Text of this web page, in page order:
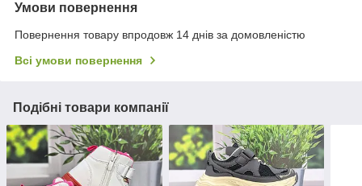
Умови повернення
Повернення товару впродовж 14 днів за домовленістю
Всі умови повернення
Подібні товари компанії